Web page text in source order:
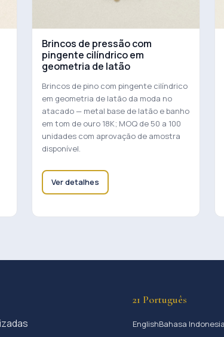
Brincos de pressão com
pingente cilíndrico em
geometria de latão
Brincos de pino com pingente cilíndrico
em geometria de latão da moda no
atacado — metal base de latão e banho
em tom de ouro 18K; MOQ de 50 a 100
unidades com aprovação de amostra
disponível.
Ver detalhes
21 Português
EnglishBahasa Indonesia